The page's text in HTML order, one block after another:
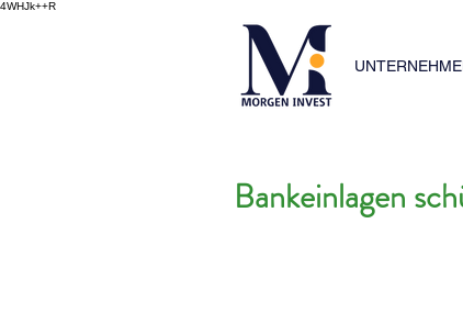
4WHJk++R
Bankeinlagen